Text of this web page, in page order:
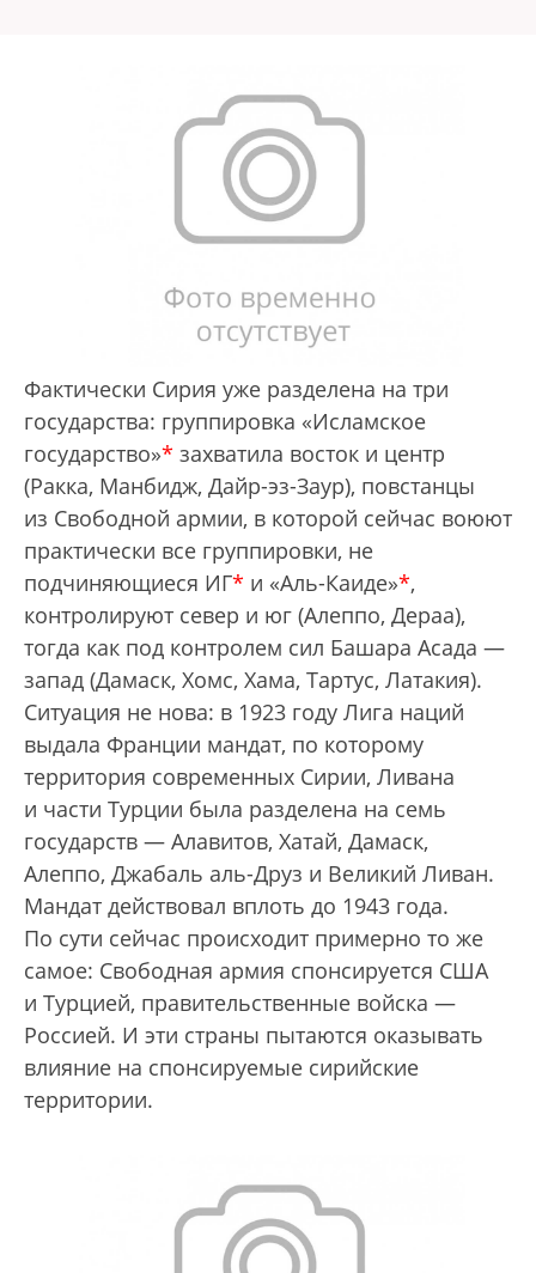
Фактически Сирия уже разделена на три
государства: группировка «Исламское
государство»* захватила восток и центр
(Ракка, Манбидж, Дайр-эз-Заур), повстанцы
из Свободной армии, в которой сейчас воюют
практически все группировки, не
подчиняющиеся ИГ* и «Аль-Каиде»*,
контролируют север и юг (Алеппо, Дераа),
тогда как под контролем сил Башара Асада —
запад (Дамаск, Хомс, Хама, Тартус, Латакия).
Ситуация не нова: в 1923 году Лига наций
выдала Франции мандат, по которому
территория современных Сирии, Ливана
и части Турции была разделена на семь
государств — Алавитов, Хатай, Дамаск,
Алеппо, Джабаль аль-Друз и Великий Ливан.
Мандат действовал вплоть до 1943 года.
По сути сейчас происходит примерно то же
самое: Свободная армия спонсируется США
и Турцией, правительственные войска —
Россией. И эти страны пытаются оказывать
влияние на спонсируемые сирийские
территории.